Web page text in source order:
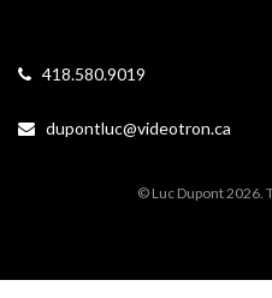
418.580.9019
dupontluc@videotron.ca
© Luc Dupont 2026.